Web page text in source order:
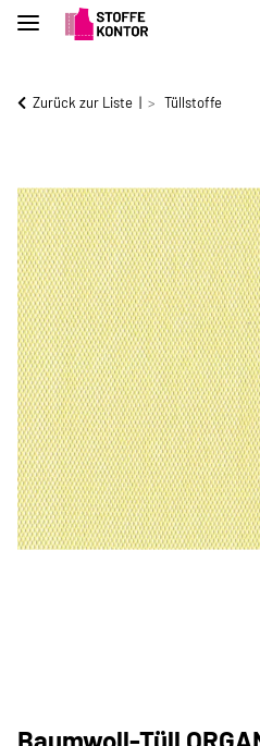
Zurück zur Liste Tüllstoffe